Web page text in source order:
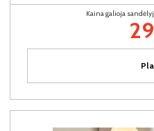
Kaina galioja